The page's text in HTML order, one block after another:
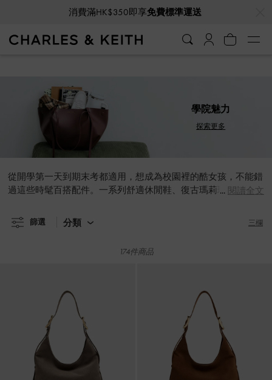
消費滿HK$350即享免費標準運送
消費滿HK$350即享 免費標準運送
學院魅力
探索更多
從開學第一天到期末考都適用，想成為校園裡的酷女孩，不能錯
過這些時髦百搭配件。一系列舒適休閒鞋、復古瑪莉珍鞋，以及
能性單品，更是展現個人魅力的穿搭關鍵。
閱讀全文
篩選 分類 三欄
174件商品